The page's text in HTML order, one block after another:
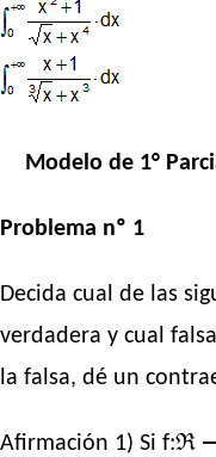
Modelo de 1°
Problema nº 1
Decida cual de las
verdadera y cual
la falsa, dé un
Afirmación 1) Si f:ℜ